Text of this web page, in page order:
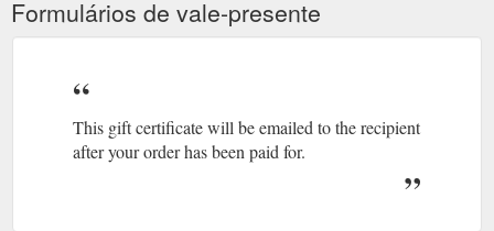
Formulários de vale-presente
This gift certificate will be emailed to the recipient
after your order has been paid for.